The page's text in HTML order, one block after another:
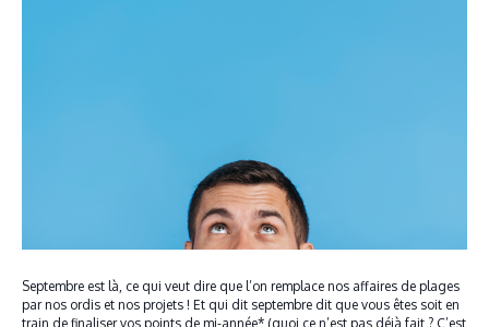
Septembre est là, ce qui veut dire que l’on remplace nos affaires de plages
par nos ordis et nos projets ! Et qui dit septembre dit que vous êtes soit en
train de finaliser vos points de mi-année* (quoi ce n’est pas déjà fait ? C’est